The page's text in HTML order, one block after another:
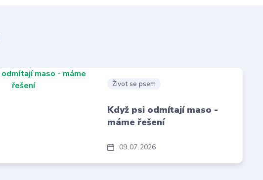
09 07 2026
Život se psem
Když psi odmítají maso -
máme řešení